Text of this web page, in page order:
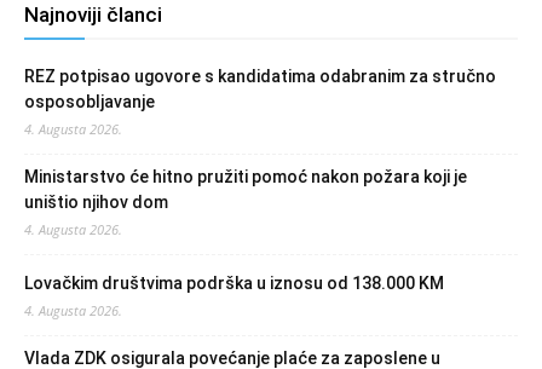
Najnoviji članci
REZ potpisao ugovore s kandidatima odabranim za stručno
osposobljavanje
4. Augusta 2026.
Ministarstvo će hitno pružiti pomoć nakon požara koji je
uništio njihov dom
4. Augusta 2026.
Lovačkim društvima podrška u iznosu od 138.000 KM
4. Augusta 2026.
Vlada ZDK osigurala povećanje plaće za zaposlene u